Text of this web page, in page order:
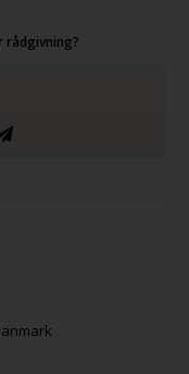
rådgivning?